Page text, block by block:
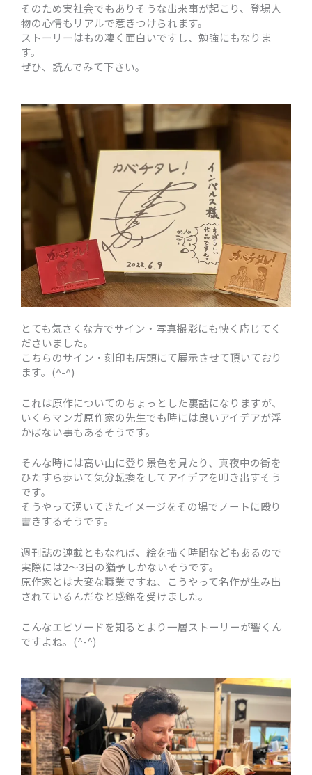
そのため実社会でもありそうな出来事が起こり、登場人
物の心情もリアルで惹きつけられます。
ストーリーはもの凄く面白いですし、勉強にもなりま
す。
ぜひ、読んでみて下さい。
とても気さくな方でサイン・写真撮影にも快く応じてく
ださいました。
こちらのサイン・刻印も店頭にて展示させて頂いており
ます。(^-^)
これは原作についてのちょっとした裏話になりますが、
いくらマンガ原作家の先生でも時には良いアイデアが浮
かばない事もあるそうです。
そんな時には高い山に登り景色を見たり、真夜中の街を
ひたすら歩いて気分転換をしてアイデアを叩き出すそう
です。
そうやって湧いてきたイメージをその場でノートに殴り
書きするそうです。
週刊誌の連載ともなれば、絵を描く時間などもあるので
実際には2～3日の猶予しかないそうです。
原作家とは大変な職業ですね、こうやって名作が生み出
されているんだなと感銘を受けました。
こんなエピソードを知るとより一層ストーリーが響くん
ですよね。(^-^)